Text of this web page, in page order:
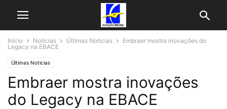
Início Notícias Últimas Noticias
Embraer mostra inovações do
Legacy na EBACE
Últimas Noticias
Embraer mostra inovações
do Legacy na EBACE